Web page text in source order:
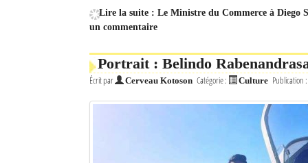
Lire la suite : Le Ministre du Commerce à Diego
un commentaire
Portrait : Belindo
Écrit par Cerveau Kotoson Catégorie : Culture Publication :